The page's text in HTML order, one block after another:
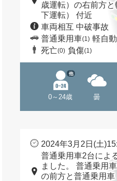
歳運転）の右前方
下運転） 付近
車両相互 中破事故
普通乗用車(1) 軽自
死亡(0) 負傷(1)
0～24歳
他
曇
2024年3月2日(土
普通乗用車2台によ
ました。 普通乗用
の前方と普通乗用車